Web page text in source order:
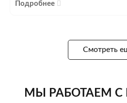
Подробнее
Смотреть
МЫ РАБОТАЕМ С